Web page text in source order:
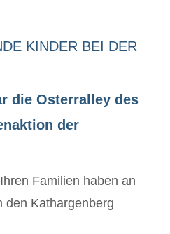
KINDER BEI DER
die Osterralley des
der
Familien haben an
den Kathargenberg